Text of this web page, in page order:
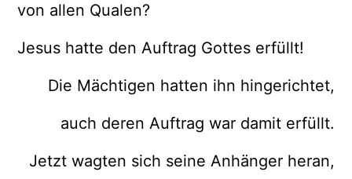
von allen Qualen?
Jesus hatte den Auftrag Gottes erfüllt!
Die Mächtigen hatten ihn hingerichtet,
auch deren Auftrag war damit erfüllt.
Jetzt wagten sich seine Anhänger heran,